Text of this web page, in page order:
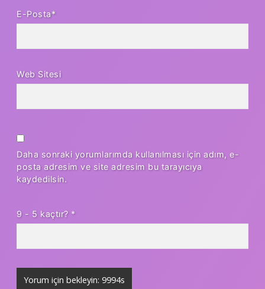
E-Posta*
Web Sitesi
Daha sonraki yorumlarımda kullanılması için adım, e-
posta adresim ve site adresim bu tarayıcıya
kaydedilsin.
9 - 5 kaçtır? *